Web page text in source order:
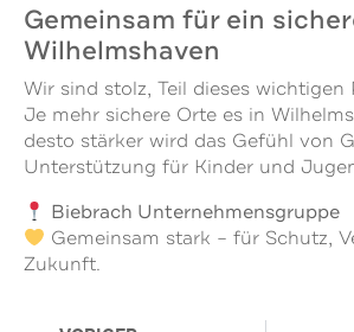
Gemeinsam für ein
Wilhelmshaven
Wir sind stolz, Teil dieses wichtigen
Je mehr sichere Orte es in
desto stärker wird das Gefühl von
Unterstützung für Kinder und
Biebrach Unternehmensgruppe
Gemeinsam stark – für Schutz,
Zukunft.